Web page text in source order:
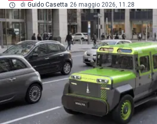
di Guido Casetta 26 maggio 2026, 11.28